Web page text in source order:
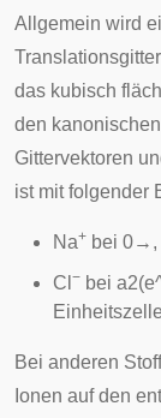
Allgemein wird
Translationsgitter
das kubisch
den
Gittervektoren
ist mit folgender
Na+ bei 0→
Cl − bei a2(e
Einheitszelle
Bei anderen
Ionen auf den